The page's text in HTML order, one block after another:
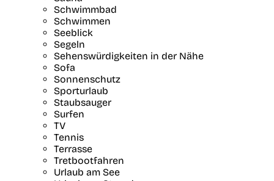
Schwimmbad
Schwimmen
Seeblick
Segeln
Sehenswürdigkeiten in der Nähe
Sofa
Sonnenschutz
Sporturlaub
Staubsauger
Surfen
TV
Tennis
Terrasse
Tretbootfahren
Urlaub am See